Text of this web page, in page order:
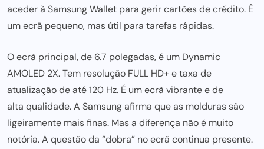
aceder à Samsung Wallet para gerir cartões de crédito. É
um ecrã pequeno, mas útil para tarefas rápidas.
O ecrã principal, de 6.7 polegadas, é um Dynamic
AMOLED 2X. Tem resolução FULL HD+ e taxa de
atualização de até 120 Hz. É um ecrã vibrante e de
alta qualidade. A Samsung afirma que as molduras são
ligeiramente mais finas. Mas a diferença não é muito
notória. A questão da “dobra” no ecrã continua presente.